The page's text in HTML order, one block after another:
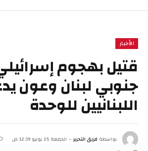
الأخبار
قتيل بهجوم
جنوبي لبنان وعون
اللبنانيين للوحدة
بواسطة فريق التحرير الجمعة 25 يوليو 12:39 ص